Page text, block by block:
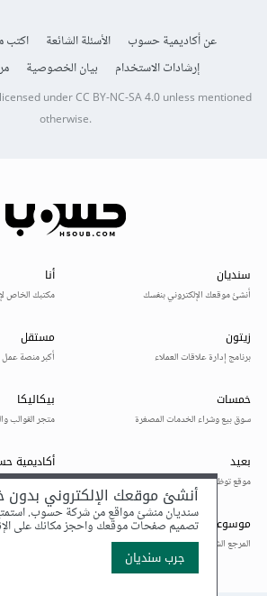
عن أكاديمية حسوب الأسئلة الشائعة اكتب
إرشادات الاستخدام
بيان الخصوصية
licensed underCC BY-NC-SA 4.0unless mentioned
otherwise.